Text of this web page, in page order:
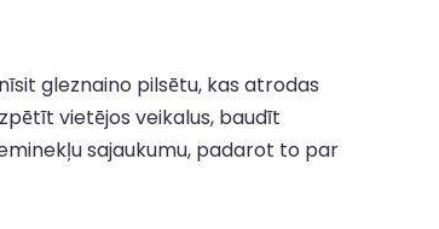
gleznaino pilsētu, kas atrodas
vietējos veikalus, baudīt
sajaukumu, padarot to par